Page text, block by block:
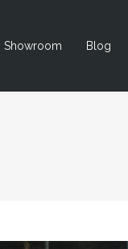
Showroom Blog